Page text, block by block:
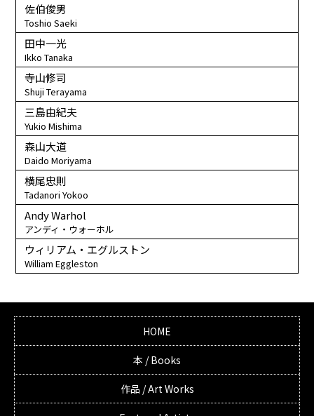
佐伯俊男
Toshio Saeki
田中一光
Ikko Tanaka
寺山修司
Shuji Terayama
三島由紀夫
Yukio Mishima
森山大道
Daido Moriyama
横尾忠則
Tadanori Yokoo
Andy Warhol
アンディ・ウォーホル
ウィリアム・エグルストン
William Eggleston
HOME
本 / Books
作品 / Art Works